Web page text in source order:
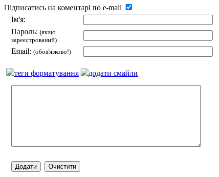
Підписатись на коментарі по e-mail
Ім'я:
Пароль: (якщо
зареєстрований)
Email: (обов'язково!)
теги форматування додати смайли